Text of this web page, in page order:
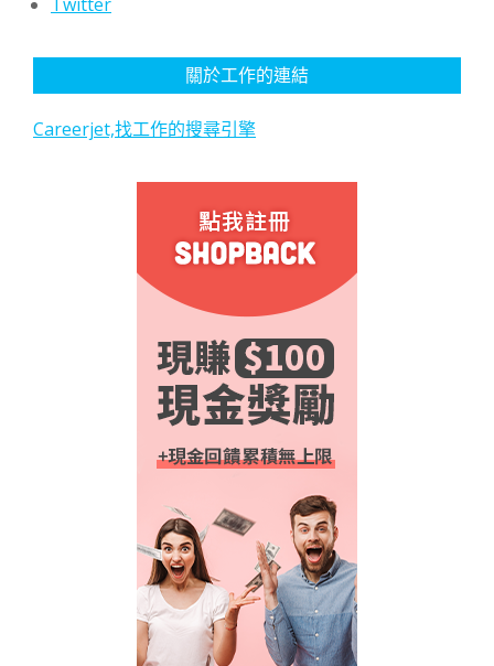
關於工作的連結
Careerjet,找工作的搜尋引擎